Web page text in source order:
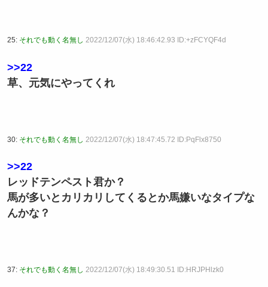
25: それでも動く名無し 2022/12/07(水) 18:46:42.93 ID:+zFCYQF4d
>>22
草、元気にやってくれ
30: それでも動く名無し 2022/12/07(水) 18:47:45.72 ID:PqFlx8750
>>22
レッドテンペスト君か？
馬が多いとカリカリしてくるとか馬嫌いなタイプな
んかな？
37: それでも動く名無し 2022/12/07(水) 18:49:30.51 ID:HRJPHlzk0